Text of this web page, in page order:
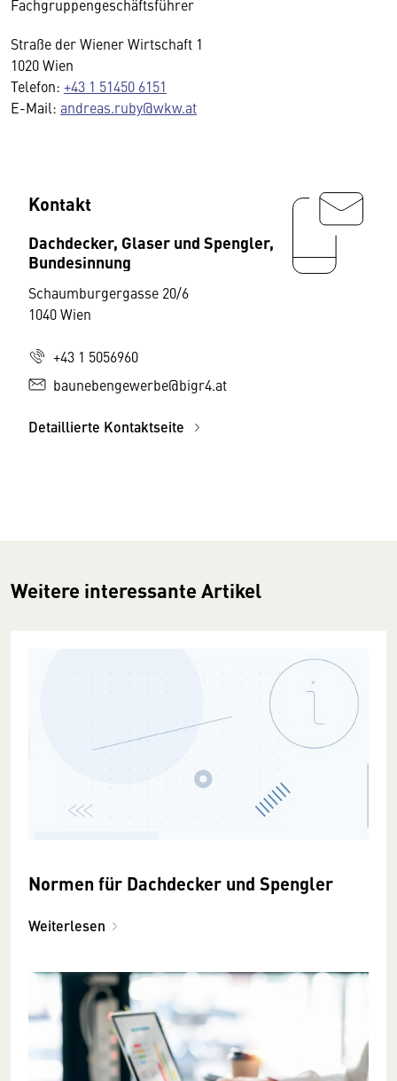
Fachgruppengeschäftsführer
Straße der Wiener Wirtschaft 1
1020 Wien
Telefon: +43 1 51450 6151
E-Mail: andreas.ruby@wkw.at
Kontakt
Dachdecker, Glaser und Spengler,
Bundesinnung
Schaumburgergasse 20/6
1040 Wien
+43 1 5056960
baunebengewerbe@bigr4.at
Detaillierte Kontaktseite
Weitere interessante Artikel
Normen für Dachdecker und Spengler
Weiterlesen